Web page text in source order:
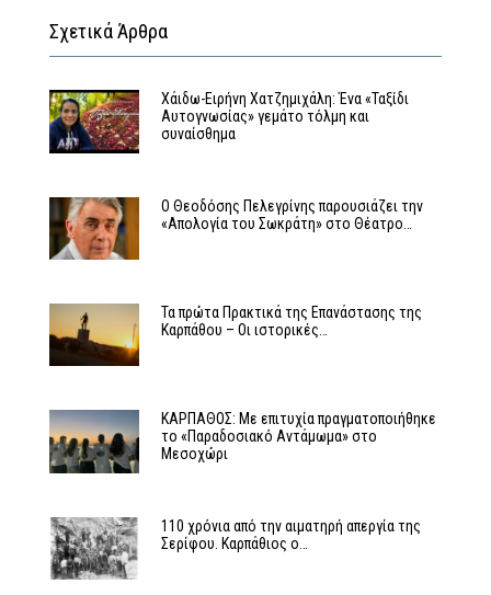
Σχετικά Άρθρα
Χάιδω-Ειρήνη Χατζημιχάλη: Ένα «Ταξίδι
Αυτογνωσίας» γεμάτο τόλμη και
συναίσθημα
Ο Θεοδόσης Πελεγρίνης παρουσιάζει την
«Απολογία του Σωκράτη» στο Θέατρο…
Τα πρώτα Πρακτικά της Επανάστασης της
Καρπάθου – Οι ιστορικές…
ΚΑΡΠΑΘΟΣ: Με επιτυχία πραγματοποιήθηκε
το «Παραδοσιακό Αντάμωμα» στο
Μεσοχώρι
110 χρόνια από την αιματηρή απεργία της
Σερίφου. Καρπάθιος ο…